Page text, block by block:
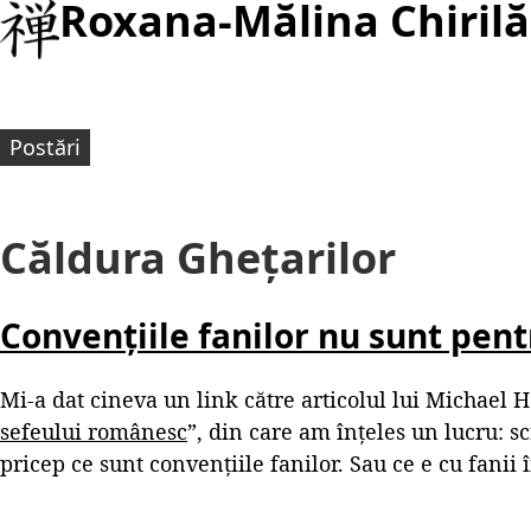
Roxana-Mălina Chirilă
Postări
Căldura Ghețarilor
Convențiile fanilor nu sunt
Mi-a dat cineva un link către articolul lui Michael
sefeului românesc”, din care am înțeles un lucru:
pricep ce sunt convențiile fanilor. Sau ce e cu fanii